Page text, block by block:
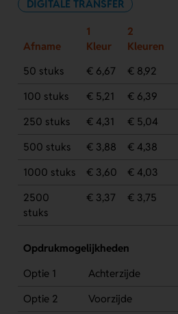
DIGITALE TRANSFER
Afname
1
Kleur
2
Kleuren
50 stuks
€ 6,67 € 8,92
100 stuks
€ 5,21 € 6,39
250 stuks
€ 4,31 € 5,04
500 stuks
€ 3,88 € 4,38
1000 stuks
€ 3,60 € 4,03
2500
stuks
€ 3,37 € 3,75
Opdrukmogelijkheden
Optie 1
Achterzijde
Optie 2
Voorzijde